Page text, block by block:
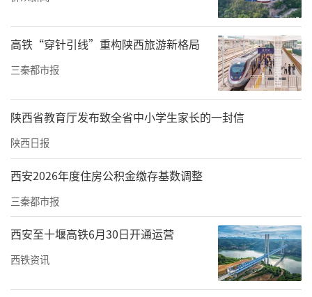
高铁“穿针引线”重构陕西旅游新格局
三秦都市报
陕西省教育厅发布致全省中小学生家长的一封信
陕西日报
西安2026年度住房公积金缴存基数调整
三秦都市报
西安至十堰高铁6月30日开通运营
西铁资讯